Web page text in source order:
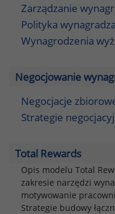
Zarządzanie
Polityka
Wynagrodzenia
Negocjowanie
Negocjacje
Strategie
Total Rewards
Opis modelu Total
zakresie narzędzi
motywowanie
Strategie budowy